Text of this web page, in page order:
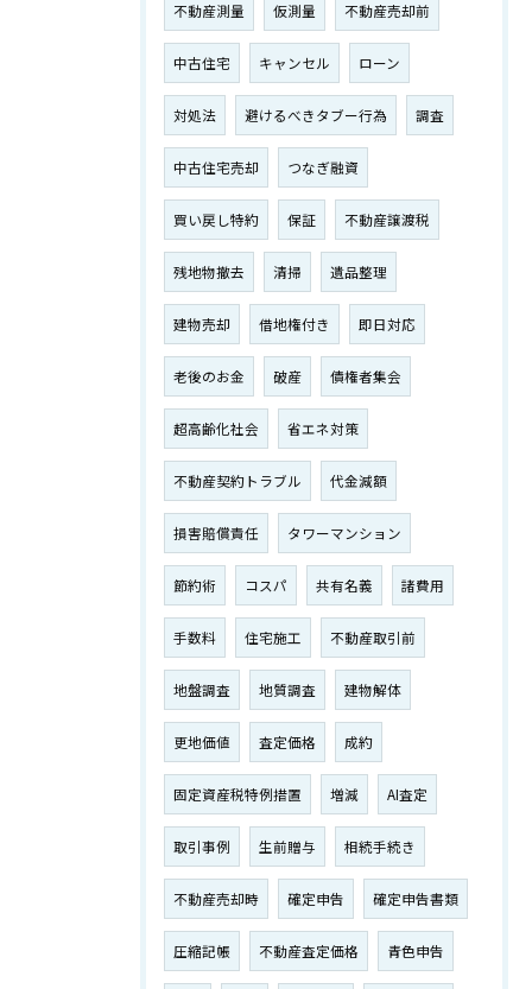
不動産測量 仮測量 不動産売却前
中古住宅 キャンセル ローン
対処法 避けるべきタブー行為 調査
中古住宅売却 つなぎ融資
買い戻し特約 保証 不動産譲渡税
残地物撤去 清掃 遺品整理
建物売却 借地権付き 即日対応
老後のお金 破産 債権者集会
超高齢化社会 省エネ対策
不動産契約トラブル 代金減額
損害賠償責任 タワーマンション
節約術 コスパ 共有名義 諸費用
手数料 住宅施工 不動産取引前
地盤調査 地質調査 建物解体
更地価値 査定価格 成約
固定資産税特例措置 増減 AI査定
取引事例 生前贈与 相続手続き
不動産売却時 確定申告 確定申告書類
圧縮記帳 不動産査定価格 青色申告